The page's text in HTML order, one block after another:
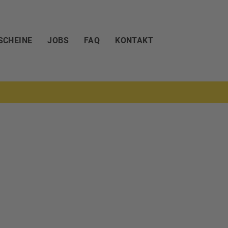
JOBS FAQ KONTAKT